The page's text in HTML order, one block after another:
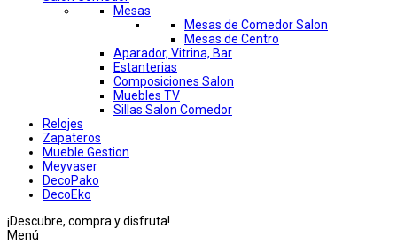
Mesas
Mesas de Comedor Salon
Mesas de Centro
Aparador, Vitrina, Bar
Estanterias
Composiciones Salon
Muebles TV
Sillas Salon Comedor
Relojes
Zapateros
Mueble Gestion
Meyvaser
DecoPako
DecoEko
¡Descubre, compra y disfruta!
Menú